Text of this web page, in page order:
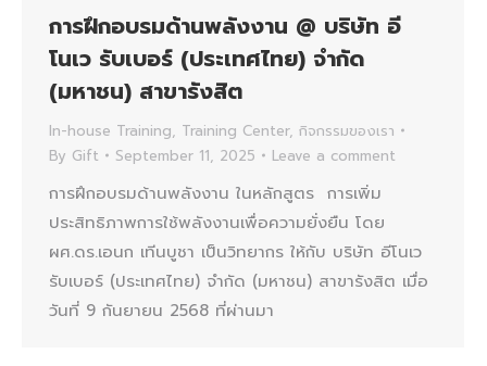
การฝึกอบรมด้านพลังงาน @ บริษัท อี
โนเว รับเบอร์ (ประเทศไทย) จำกัด
(มหาชน) สาขารังสิต
In-house Training, Training Center, กิจกรรมของเรา
By Gift September 11, 2025 Leave a comment
การฝึกอบรมด้านพลังงาน ในหลักสูตร การเพิ่ม
ประสิทธิภาพการใช้พลังงานเพื่อความยั่งยืน โดย
ผศ.ดร.เอนก เทีนบูชา เป็นวิทยากร ให้กับ บริษัท อีโนเว
รับเบอร์ (ประเทศไทย) จำกัด (มหาชน) สาขารังสิต เมื่อ
วันที่ 9 กันยายน 2568 ที่ผ่านมา